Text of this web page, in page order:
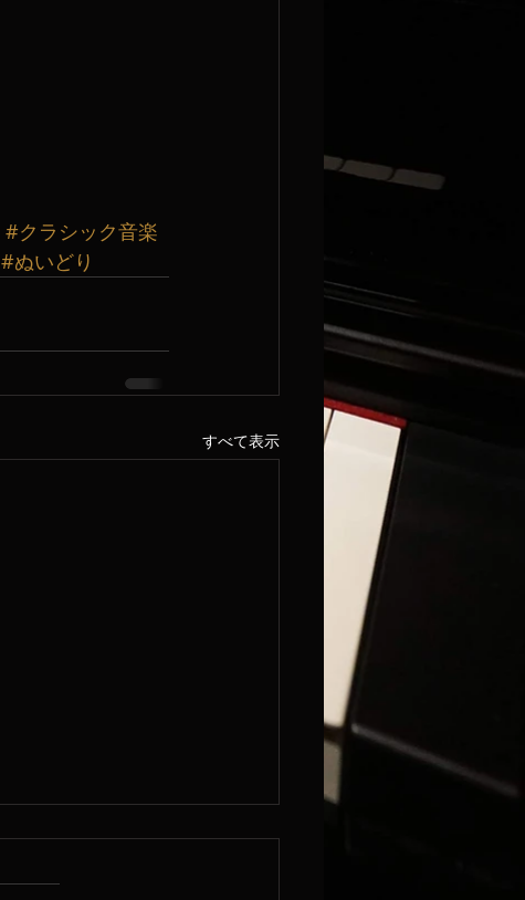
#クラシック音楽
#ぬいどり
すべて表示